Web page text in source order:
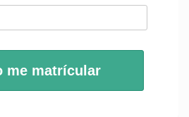
me matrícular